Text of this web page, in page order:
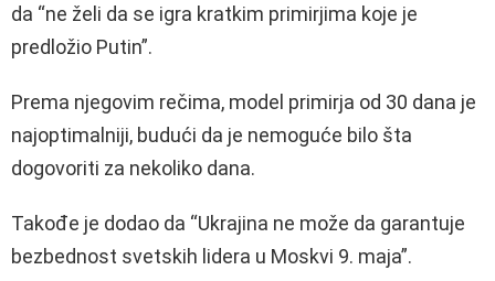
da “ne želi da se igra kratkim primirjima koje je
predložio Putin”.
Prema njegovim rečima, model primirja od 30 dana je
najoptimalniji, budući da je nemoguće bilo šta
dogovoriti za nekoliko dana.
Takođe je dodao da “Ukrajina ne može da garantuje
bezbednost svetskih lidera u Moskvi 9. maja”.